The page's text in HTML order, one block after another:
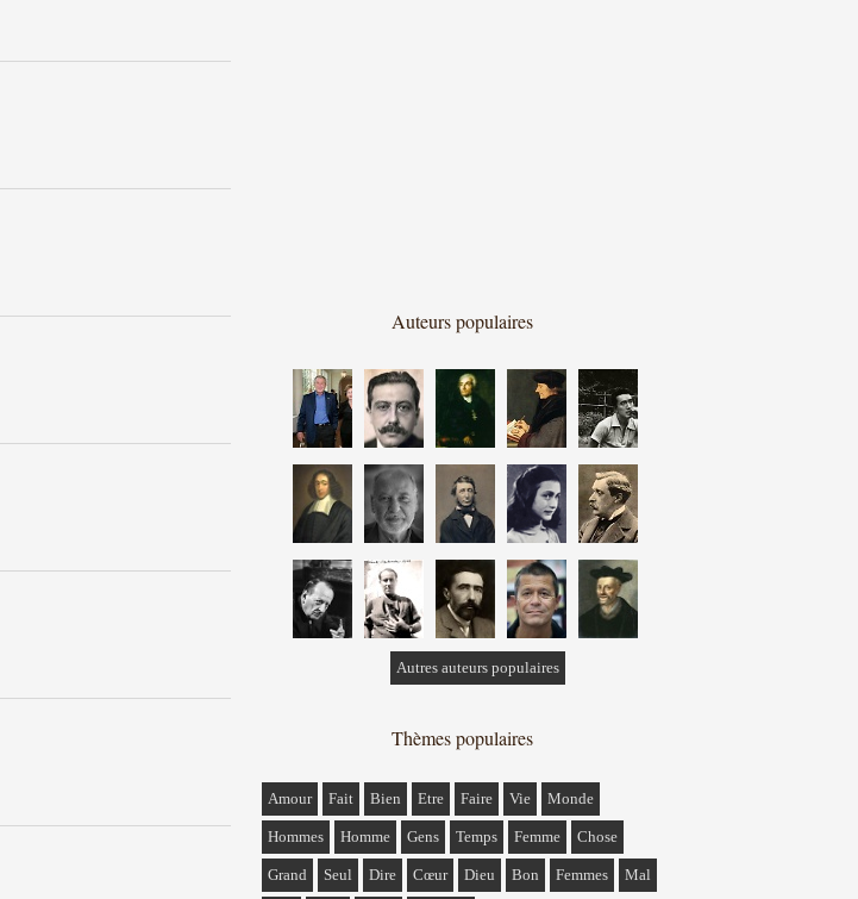
Auteurs populaires
Autres auteurs populaires
Thèmes populaires
Amour Fait Bien Etre Faire Vie Monde
Hommes Homme Gens Temps Femme Chose
Grand Seul Dire Cœur Dieu Bon Femmes Mal